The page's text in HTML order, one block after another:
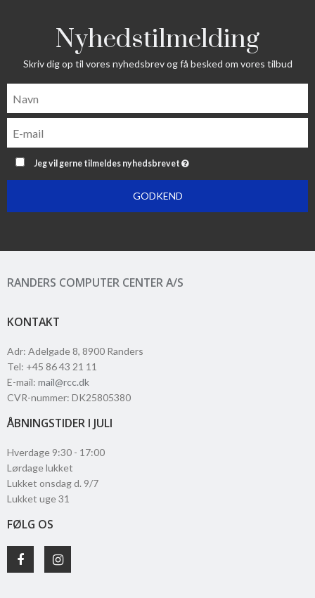
Nyhedstilmelding
Skriv dig op til vores nyhedsbrev og få besked om vores tilbud
Jeg vil gerne tilmeldes nyhedsbrevet
GODKEND
RANDERS COMPUTER CENTER A/S
KONTAKT
Adr: Adelgade 8, 8900 Randers
Tel: +45 86 43 21 11
E-mail: mail@rcc.dk
CVR-nummer: DK25805380
ÅBNINGSTIDER I JULI
Hverdage 9:30 - 17:00
Lørdage lukket
Lukket onsdag d. 9/7
Lukket uge 31
FØLG OS